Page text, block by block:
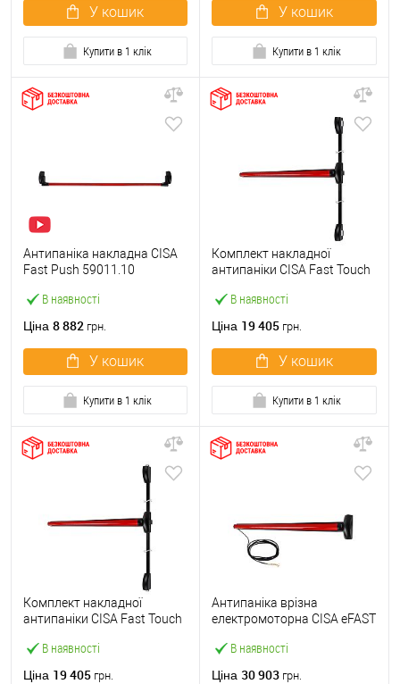
У кошик
Купити в 1 клік
У кошик
Купити в 1 клік
В наявності
Антипаніка накладна CISA
Fast Push 59011.10
штангою 1500 мм червона
Ціна 8 882 грн.
У кошик
Купити в 1 клік
В наявності
Комплект накладної
антипаніки CISA Fast Touch
точковий вбік червона
Ціна 19 405 грн.
У кошик
Купити в 1 клік
В наявності
Комплект накладної
антипаніки CISA Fast Touch
точковий вверх-вниз
Ціна 19 405 грн.
В наявності
Антипаніка врізна
електромоторна CISA eFAST
Ціна 30 903 грн.